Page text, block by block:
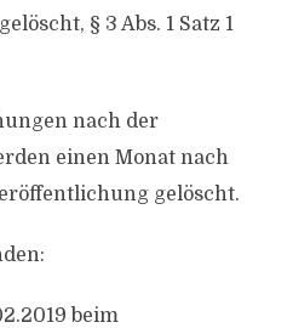
§ 3 Abs. 1 Satz 1
nach der
einen Monat nach
gelöscht.
beim